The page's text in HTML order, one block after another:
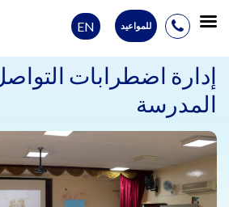
Skip
content
للمواعيد EN
إدارة اضطرابات
المدرسة